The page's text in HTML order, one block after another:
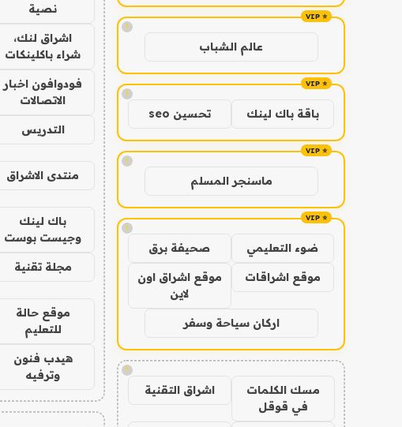
!
عالم الشباب
!
باقة باك لينك تحسين seo
!
ماسنجر المسلم
!
ضوء التعليمي صحيفة برق
موقع اشراقات
موقع اشراق اون
لاين
اركان سياحة وسفر
!
مسك الكلمات
في قوقل
اشراق التقنية
نصية
اشراق لنك،
شراء باكلينكات
فودوافون اخبار
الاتصالات
التدريس
منتدى الاشراق
باك لينك
وجيست بوست
مجلة تقنية
موقع حالة
للتعليم
هيدب فنون
وترفيه